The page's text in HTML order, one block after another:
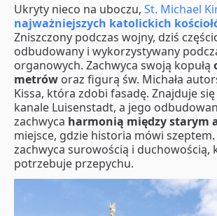
​​Ukryty nieco na uboczu, St. Michael
najważniejszych katolickich
Zniszczony podczas wojny, dziś
odbudowany i wykorzystywany
organowych. Zachwyca swoją kopułą
metrów oraz figurą św. Michała
Kissa, która zdobi fasadę. Znajduje
kanale Luisenstadt, a jego
zachwyca harmonią między starym
miejsce, gdzie historia mówi
zachwyca surowością i duchowością,
potrzebuje przepychu.